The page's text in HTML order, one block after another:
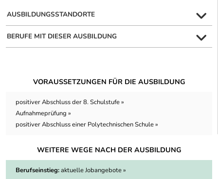
AUSBILDUNGSSTANDORTE
BERUFE MIT DIESER AUSBILDUNG
VORAUSSETZUNGEN FÜR DIE AUSBILDUNG
positiver Abschluss der 8. Schulstufe »
Aufnahmeprüfung »
positiver Abschluss einer Polytechnischen Schule »
WEITERE WEGE NACH DER AUSBILDUNG
Berufseinstieg:aktuelle Jobangebote »